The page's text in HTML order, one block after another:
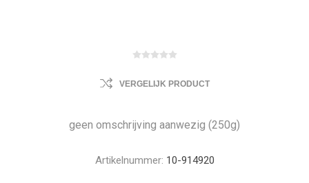
VERGELIJK PRODUCT
geen omschrijving aanwezig (250g)
Artikelnummer: 10-914920